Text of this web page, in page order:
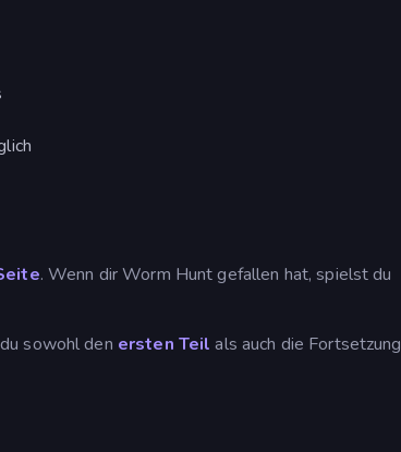
. Wenn dir Worm Hunt gefallen hat, spielst du
sowohl den ersten Teil als auch die Fortsetzung